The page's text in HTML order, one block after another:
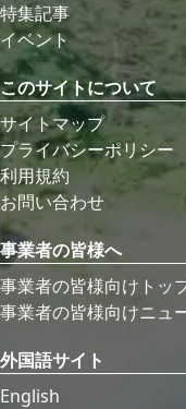
特集記事
イベント
このサイトについて
サイトマップ
プライバシーポリシー
利用規約
お問い合わせ
事業者の皆様へ
事業者の皆様向けトッ
事業者の皆様向けニュ
外国語サイト
English